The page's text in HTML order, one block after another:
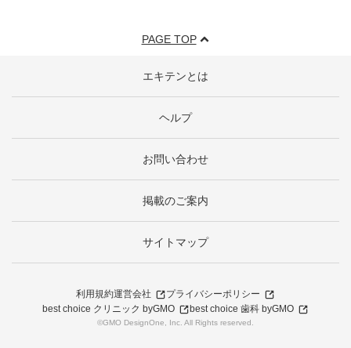
PAGE TOP
エキテンとは
ヘルプ
お問い合わせ
掲載のご案内
サイトマップ
利用規約運営会社
プライバシーポリシー
best choice クリニック byGMO
best choice 歯科 byGMO
©GMO DesignOne, Inc. All Rights reserved.